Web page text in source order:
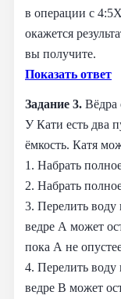
в операции с
окажется
вы получите.
Показать ответ
Задание 3. Вёдра
У Кати есть два
ёмкость. Катя
1. Набрать
2. Набрать
3. Перелить
ведре A может
пока A не
4. Перелить
ведре B может